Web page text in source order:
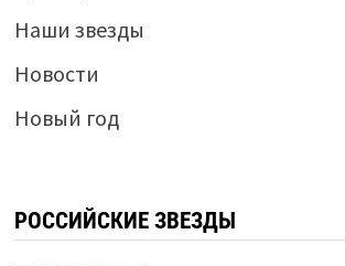
Наши звезды
Новости
Новый год
РОССИЙСКИЕ ЗВЕЗДЫ